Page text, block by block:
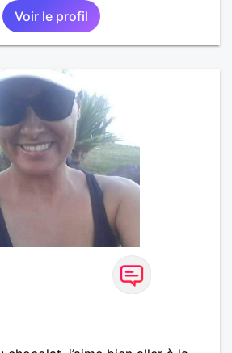
Voir le profil